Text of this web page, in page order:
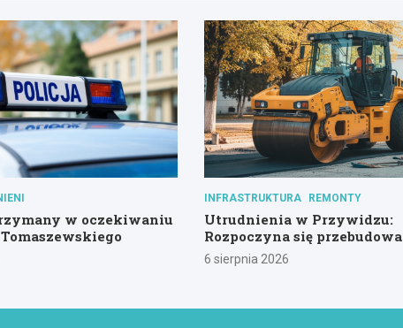
w oczekiwaniu
INFRASTRUKTURA REMONTY
Utrudnienia w Przywidzu:
Rozpoczyna się przebudowa
kluczowej drogi!
6 sierpnia 2026